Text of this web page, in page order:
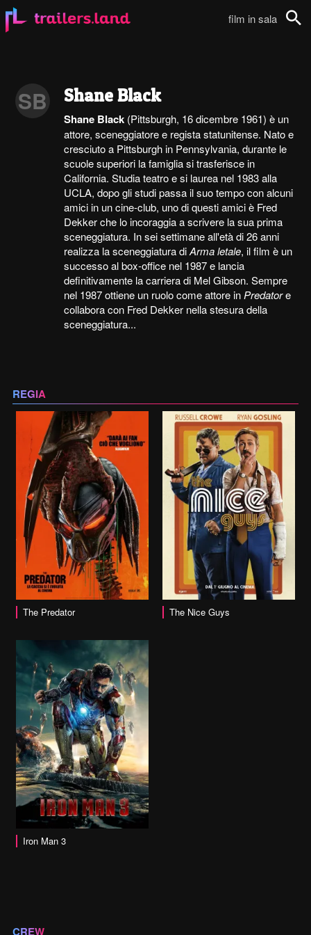
film in sala
SB Shane Black
Shane Black (Pittsburgh, 16 dicembre 1961) è un
attore, sceneggiatore e regista statunitense. Nato e
cresciuto a Pittsburgh in Pennsylvania, durante le
scuole superiori la famiglia si trasferisce in
California. Studia teatro e si laurea nel 1983 alla
UCLA, dopo gli studi passa il suo tempo con alcuni
amici in un cine-club, uno di questi amici è Fred
Dekker che lo incoraggia a scrivere la sua prima
sceneggiatura. In sei settimane all'età di 26 anni
realizza la sceneggiatura diArma letale, il film è un
successo al box-office nel 1987 e lancia
definitivamente la carriera di Mel Gibson. Sempre
nel 1987 ottiene un ruolo come attore in Predatore
collabora con Fred Dekker nella stesura della
sceneggiatura...
REGIA
The Predator
vai alla scheda The Nice Guys
Iron Man 3
CREW